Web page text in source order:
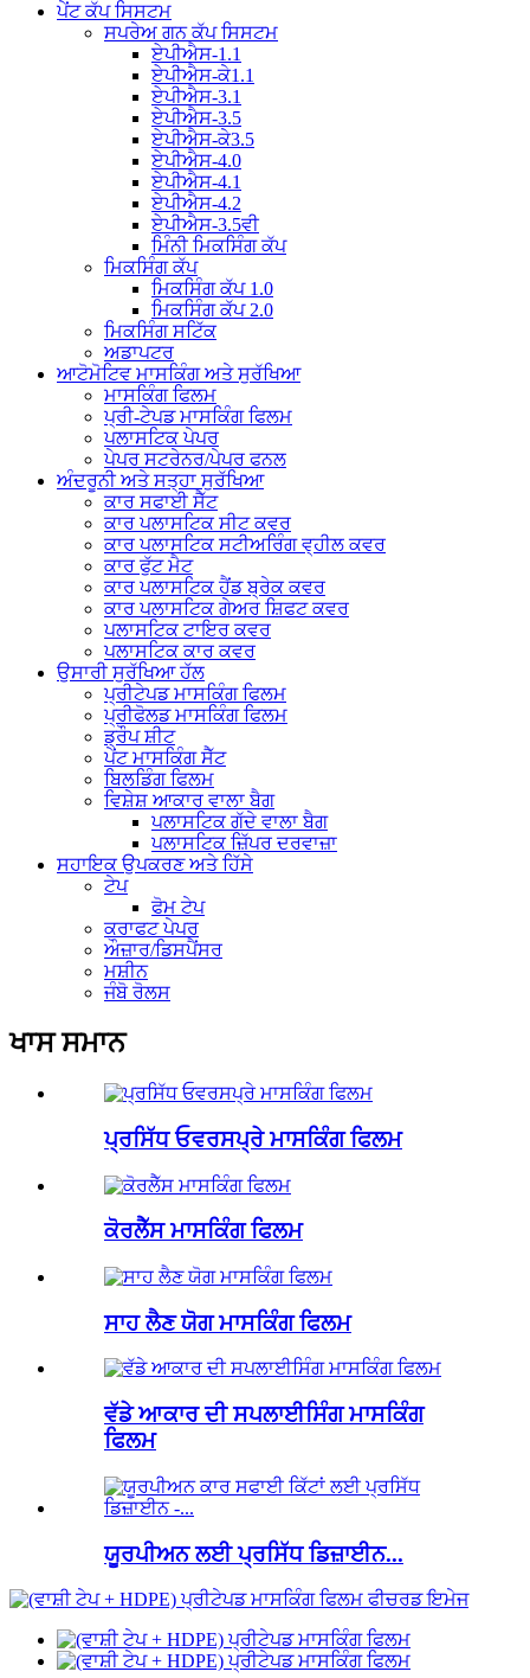
ਪੇਂਟ ਕੱਪ ਸਿਸਟਮ
ਸਪਰੇਅ ਗਨ ਕੱਪ ਸਿਸਟਮ
ਏਪੀਐਸ-1.1
ਏਪੀਐਸ-ਕੇ1.1
ਏਪੀਐਸ-3.1
ਏਪੀਐਸ-3.5
ਏਪੀਐਸ-ਕੇ3.5
ਏਪੀਐਸ-4.0
ਏਪੀਐਸ-4.1
ਏਪੀਐਸ-4.2
ਏਪੀਐਸ-3.5ਵੀ
ਮਿੰਨੀ ਮਿਕਸਿੰਗ ਕੱਪ
ਮਿਕਸਿੰਗ ਕੱਪ
ਮਿਕਸਿੰਗ ਕੱਪ 1.0
ਮਿਕਸਿੰਗ ਕੱਪ 2.0
ਮਿਕਸਿੰਗ ਸਟਿੱਕ
ਅਡਾਪਟਰ
ਆਟੋਮੋਟਿਵ ਮਾਸਕਿੰਗ ਅਤੇ ਸੁਰੱਖਿਆ
ਮਾਸਕਿੰਗ ਫਿਲਮ
ਪ੍ਰੀ-ਟੇਪਡ ਮਾਸਕਿੰਗ ਫਿਲਮ
ਪਲਾਸਟਿਕ ਪੇਪਰ
ਪੇਪਰ ਸਟਰੇਨਰ/ਪੇਪਰ ਫਨਲ
ਅੰਦਰੂਨੀ ਅਤੇ ਸਤ੍ਹਾ ਸੁਰੱਖਿਆ
ਕਾਰ ਸਫਾਈ ਸੈੱਟ
ਕਾਰ ਪਲਾਸਟਿਕ ਸੀਟ ਕਵਰ
ਕਾਰ ਪਲਾਸਟਿਕ ਸਟੀਅਰਿੰਗ ਵ੍ਹੀਲ ਕਵਰ
ਕਾਰ ਫੁੱਟ ਮੈਟ
ਕਾਰ ਪਲਾਸਟਿਕ ਹੈਂਡ ਬ੍ਰੇਕ ਕਵਰ
ਕਾਰ ਪਲਾਸਟਿਕ ਗੇਅਰ ਸ਼ਿਫਟ ਕਵਰ
ਪਲਾਸਟਿਕ ਟਾਇਰ ਕਵਰ
ਪਲਾਸਟਿਕ ਕਾਰ ਕਵਰ
ਉਸਾਰੀ ਸੁਰੱਖਿਆ ਹੱਲ
ਪ੍ਰੀਟੇਪਡ ਮਾਸਕਿੰਗ ਫਿਲਮ
ਪ੍ਰੀਫੋਲਡ ਮਾਸਕਿੰਗ ਫਿਲਮ
ਡ੍ਰੌਪ ਸ਼ੀਟ
ਪੇਂਟ ਮਾਸਕਿੰਗ ਸੈੱਟ
ਬਿਲਡਿੰਗ ਫਿਲਮ
ਵਿਸ਼ੇਸ਼ ਆਕਾਰ ਵਾਲਾ ਬੈਗ
ਪਲਾਸਟਿਕ ਗੱਦੇ ਵਾਲਾ ਬੈਗ
ਪਲਾਸਟਿਕ ਜ਼ਿੱਪਰ ਦਰਵਾਜ਼ਾ
ਸਹਾਇਕ ਉਪਕਰਣ ਅਤੇ ਹਿੱਸੇ
ਟੇਪ
ਫੋਮ ਟੇਪ
ਕਰਾਫਟ ਪੇਪਰ
ਔਜ਼ਾਰ/ਡਿਸਪੈਂਸਰ
ਮਸ਼ੀਨ
ਜੰਬੋ ਰੋਲਸ
ਖਾਸ ਸਮਾਨ
ਪ੍ਰਸਿੱਧ ਓਵਰਸਪ੍ਰੇ ਮਾਸਕਿੰਗ ਫਿਲਮ
ਕੋਰਲੈੱਸ ਮਾਸਕਿੰਗ ਫਿਲਮ
ਸਾਹ ਲੈਣ ਯੋਗ ਮਾਸਕਿੰਗ ਫਿਲਮ
ਵੱਡੇ ਆਕਾਰ ਦੀ ਸਪਲਾਈਸਿੰਗ ਮਾਸਕਿੰਗ
ਫਿਲਮ
ਯੂਰਪੀਅਨ ਲਈ ਪ੍ਰਸਿੱਧ ਡਿਜ਼ਾਈਨ...